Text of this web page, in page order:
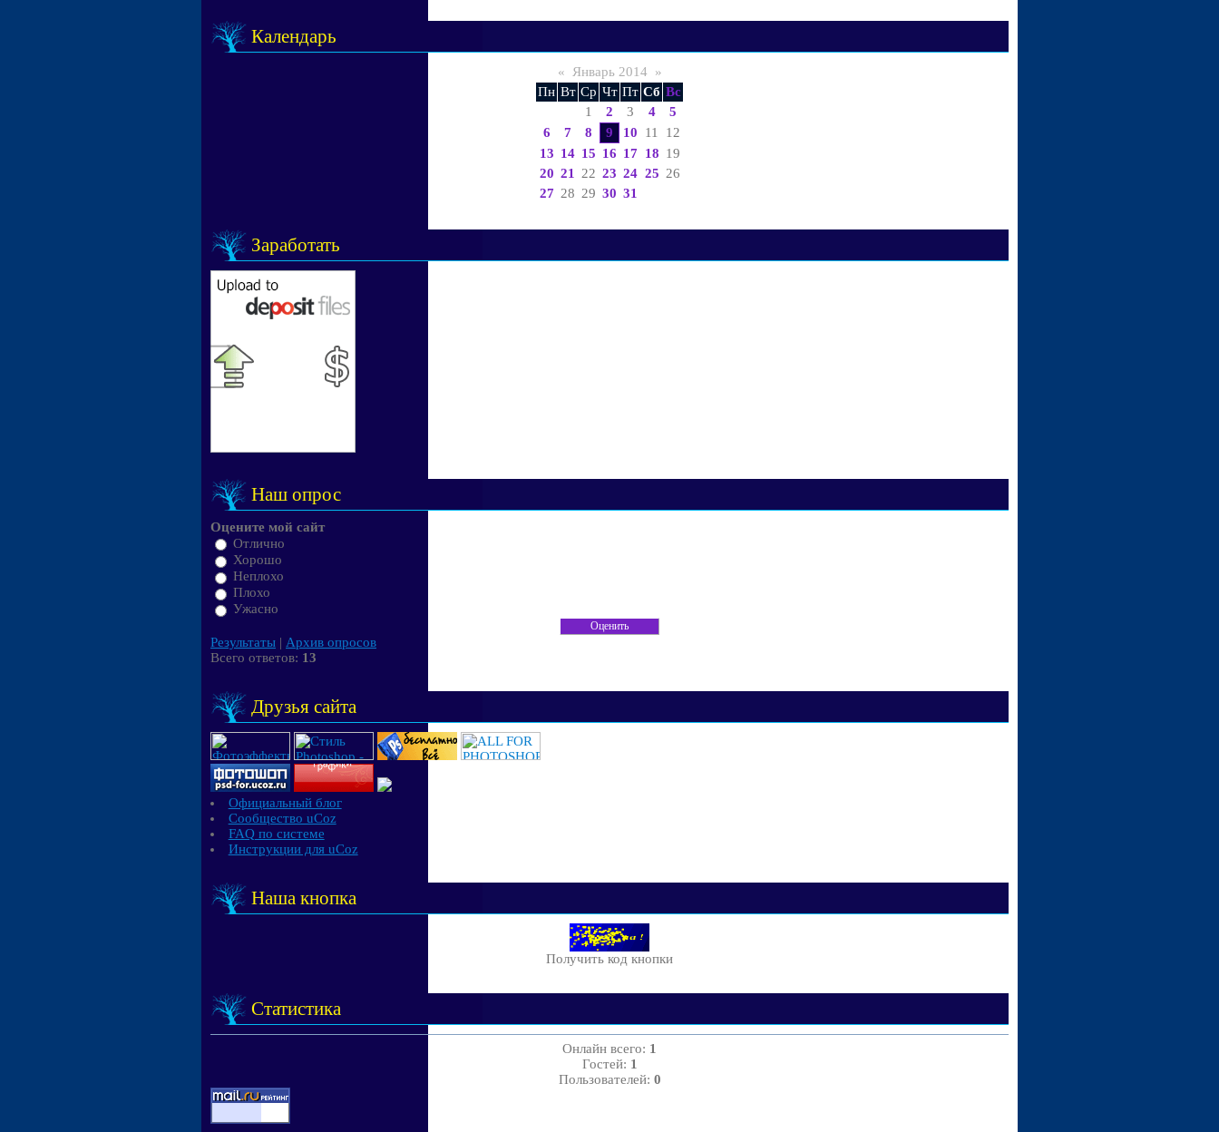
Календарь
« Январь 2014
»
Пн Вт Ср Чт Пт Сб Вс
1
2 3 4
5
6
7 8 9 10 11
12
13 14 15 16 17 18 19
20 21 22 23 24 25 26
27 28 29 30 31
Заработать
Наш опрос
Оцените мой сайт
Отлично
Хорошо
Неплохо
Плохо
Ужасно
Результаты | Архив опросов
Всего ответов: 13
Друзья сайта
Официальный блог
Сообщество uCoz
FAQ по системе
Инструкции для uCoz
Наша кнопка
Получить код кнопки
Статистика
Онлайн всего: 1
Гостей: 1
Пользователей: 0